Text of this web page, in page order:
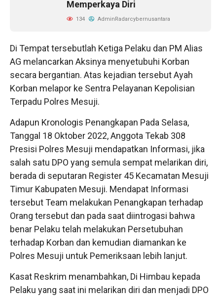
Memperkaya Diri
134 AdminRadarcybernusantara
Di Tempat tersebutlah Ketiga Pelaku dan PM Alias
AG melancarkan Aksinya menyetubuhi Korban
secara bergantian. Atas kejadian tersebut Ayah
Korban melapor ke Sentra Pelayanan Kepolisian
Terpadu Polres Mesuji.
Adapun Kronologis Penangkapan Pada Selasa,
Tanggal 18 Oktober 2022, Anggota Tekab 308
Presisi Polres Mesuji mendapatkan Informasi, jika
salah satu DPO yang semula sempat melarikan diri,
berada di seputaran Register 45 Kecamatan Mesuji
Timur Kabupaten Mesuji. Mendapat Informasi
tersebut Team melakukan Penangkapan terhadap
Orang tersebut dan pada saat diintrogasi bahwa
benar Pelaku telah melakukan Persetubuhan
terhadap Korban dan kemudian diamankan ke
Polres Mesuji untuk Pemeriksaan lebih lanjut.
Kasat Reskrim menambahkan, Di Himbau kepada
Pelaku yang saat ini melarikan diri dan menjadi DPO